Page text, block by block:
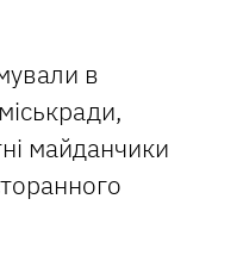
в
майданчики